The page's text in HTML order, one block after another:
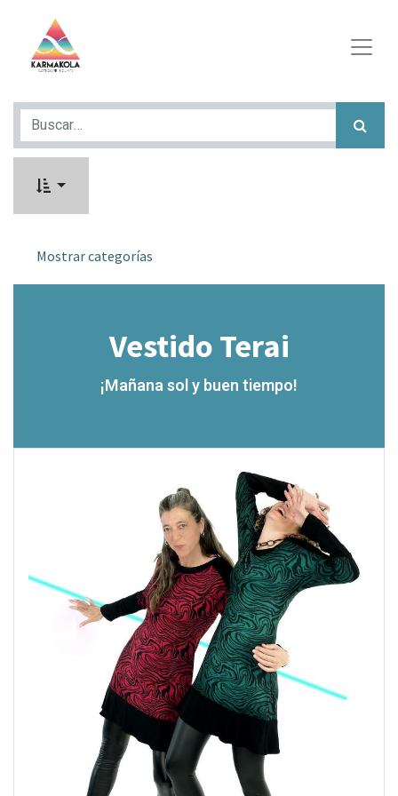
Mostrar categorías
Vestido Terai
¡Mañana sol y buen tiempo!